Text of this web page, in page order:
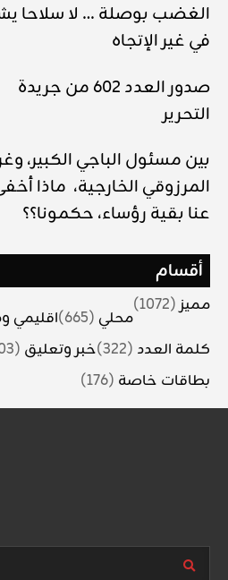
الغضب بوصلة … لا سلاحا
في غير الإتجاه
صدور العدد 602 من جريدة
التحرير
بين مسئول الباجي الكبير،
المرزوقي الخارجية، ماذا
عنا بقية رؤساء، حكمونا؟؟
أقسام
مميز(1072)
محلي (665) اقليمي
كلمة العدد (322) خبر وتعليق (203)
بطاقات خاصة (176)